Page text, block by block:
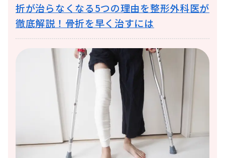
折が治らなくなる5つの理由を整形外科医が
徹底解説！骨折を早く治すには